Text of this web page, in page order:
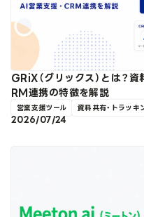
GRiX（グリックス）とは？
RM連携の特徴を解説
営業支援ツール 資料共有・トラッキ
2026/07/24